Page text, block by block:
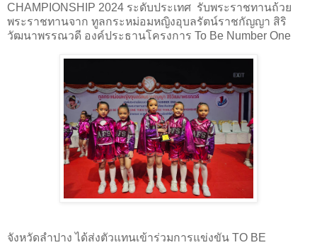
CHAMPIONSHIP 2024 ระดับประเทศ รับพระราชทานถ้วย
พระราชทานจาก ทูลกระหม่อมหญิงอุบลรัตน์ราชกัญญา สิริ
วัฒนาพรรณวดี องค์ประธานโครงการ To Be Number One
จังหวัดลำปาง ได้ส่งตัวแทนเข้าร่วมการแข่งขัน TO BE